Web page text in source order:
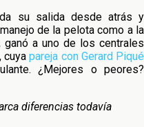
su salida desde atrás y
de la pelota como a la
a uno de los centrales
cuyapareja con Gerard Piqué
¿Mejores o peores?
diferencias todavía